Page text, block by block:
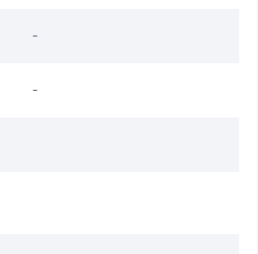
-
-